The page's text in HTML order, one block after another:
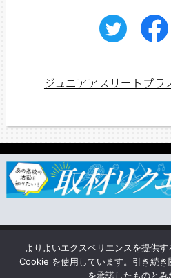
ジュニアアスリートプラ
企業情報
よりよいエクスペリエンスを提供
Cookie を使用しています。引き続
を承諾したものとみ